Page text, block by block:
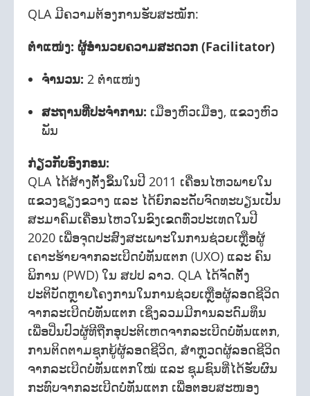
QLA ມີຄວາມຕ້ອງການຮັບສະໝັກ:
ຕຳແໜ່ງ: ຜູ້ອຳນວຍຄວາມສະດວກ (Facilitator)
ຈຳນວນ: 2 ຕຳແໜ່ງ
ສະຖານທີ່ປະຈຳການ: ເມືອງຫົວເມືອງ, ແຂວງຫົວ
ພັນ
ກ່ຽວກັບອົງກອນ:
QLA ໄດ້ສ້າງຕັ້ງຂຶ້ນໃນປີ 2011 ເຄື່ອນໄຫວພາຍໃນ
ແຂວງຊຽງຂວາງ ແລະ ໄດ້ຍົກລະດັບຈົດທະບຽນເປັນ
ສະມາຄົມເຄື່ອນໄຫວໃນຂົງເຂດທົ່ວປະເທດໃນປີ
2020 ເພື່ອຈຸດປະສົງສະເພາະໃນການຊ່ວຍເຫຼືອຜູ້
ເຄາະຮ້າຍຈາກລະເບີດບໍ່ທັນແຕກ (UXO) ແລະ ຄົນ
ພິການ (PWD) ໃນ ສປປ ລາວ. QLA ໄດ້ຈັດຕັ້ງ
ປະຕິບັດຫຼາຍໂຄງການໃນການຊ່ວຍເຫຼືອຜູ້ລອດຊີວິດ
ຈາກລະເບີດບໍ່ທັນແຕກ ເຊິ່ງລວມມີການລະດົມທຶນ
ເພື່ອປິ່ນປົວຜູ້ທີຖືກອຸປະຕິເຫດຈາກລະເບີດບໍ່ທັນແຕກ,
ການຕິດຕາມຊຸກຍູ້ຜູ້ລອດຊີວິດ, ສໍາຫຼວດຜູ້ລອດຊີວິດ
ຈາກລະເບີດບໍ່ທັນແຕກໃໝ່ ແລະ ຊຸມຊົນທີ່ໄດ້ຮັບຜົນ
ກະທົບຈາກລະເບີດບໍ່ທັນແຕກ ເພື່ອຕອບສະໜອງ